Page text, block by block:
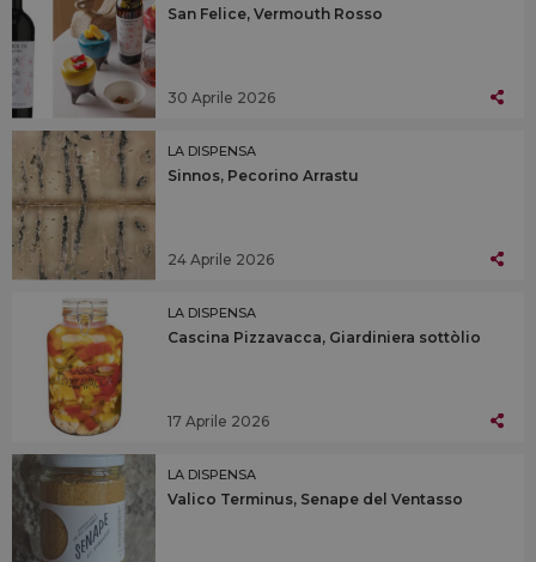
San Felice, Vermouth Rosso
30 Aprile 2026
LA DISPENSA
Sinnos, Pecorino Arrastu
24 Aprile 2026
LA DISPENSA
Cascina Pizzavacca, Giardiniera sottòlio
17 Aprile 2026
LA DISPENSA
Valico Terminus, Senape del Ventasso